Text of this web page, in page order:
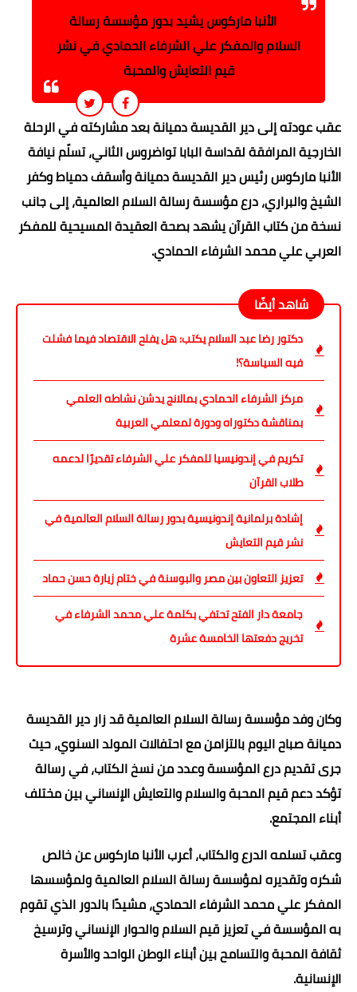
الأنبا ماركوس يشيد بدور مؤسسة رسالة
السلام والمفكر علي الشرفاء الحمادي في نشر
قيم التعايش والمحبة
عقب عودته إلى دير القديسة دميانة بعد مشاركته في الرحلة
الخارجية المرافقة لقداسة البابا تواضروس الثاني، تسلّم نيافة
الأنبا ماركوس رئيس دير القديسة دميانة وأسقف دمياط وكفر
الشيخ والبراري، درع مؤسسة رسالة السلام العالمية، إلى جانب
نسخة من كتاب القرآن يشهد بصحة العقيدة المسيحية للمفكر
العربي علي محمد الشرفاء الحمادي.
شاهد أيضًا
دكتور رضا عبد السلام يكتب: هل يفلح الاقتصاد فيما فشلت
فيه السياسة؟!
مركز الشرفاء الحمادي بمالانج يدشن نشاطه العلمي
بمناقشة دكتوراه ودورة لمعلمي العربية
تكريم في إندونيسيا للمفكر علي الشرفاء تقديرًا لدعمه
طلاب القرآن
إشادة برلمانية إندونيسية بدور رسالة السلام العالمية في
نشر قيم التعايش
تعزيز التعاون بين مصر والبوسنة في ختام زيارة حسن حماد
جامعة دار الفتح تحتفي بكلمة علي محمد الشرفاء في
تخريج دفعتها الخامسة عشرة
وكان وفد مؤسسة رسالة السلام العالمية قد زار دير القديسة
دميانة صباح اليوم بالتزامن مع احتفالات المولد السنوي، حيث
جرى تقديم درع المؤسسة وعدد من نسخ الكتاب، في رسالة
تؤكد دعم قيم المحبة والسلام والتعايش الإنساني بين مختلف
أبناء المجتمع.
وعقب تسلمه الدرع والكتاب، أعرب الأنبا ماركوس عن خالص
شكره وتقديره لمؤسسة رسالة السلام العالمية ولمؤسسها
المفكر علي محمد الشرفاء الحمادي، مشيدًا بالدور الذي تقوم
به المؤسسة في تعزيز قيم السلام والحوار الإنساني وترسيخ
ثقافة المحبة والتسامح بين أبناء الوطن الواحد والأسرة
الإنسانية.